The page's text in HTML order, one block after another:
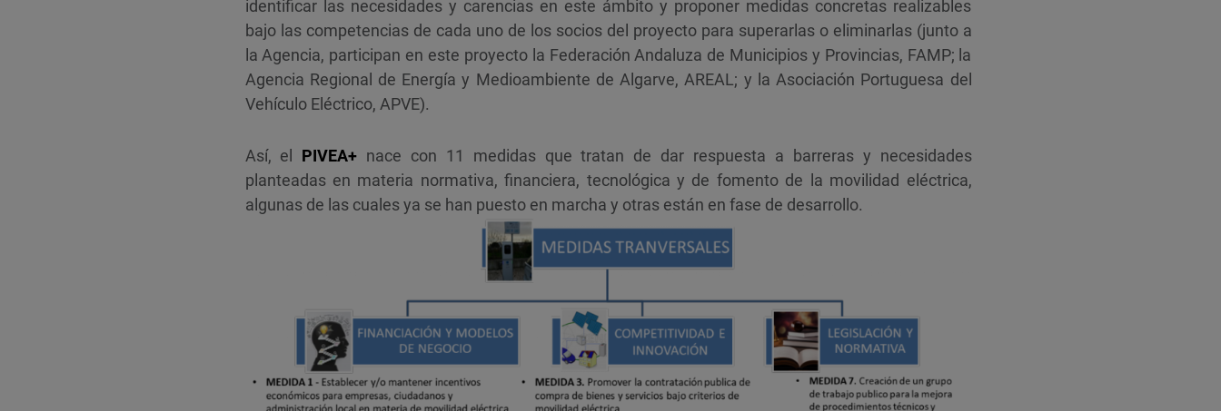
identificar las necesidades y carencias en este ámbito y proponer medidas concretas realizables
bajo las competencias de cada uno de los socios del proyecto para superarlas o eliminarlas (junto a
la Agencia, participan en este proyecto la Federación Andaluza de Municipios y Provincias, FAMP; la
Agencia Regional de Energía y Medioambiente de Algarve, AREAL; y la Asociación Portuguesa del
Vehículo Eléctrico, APVE).
Así, el PIVEA+ nace con 11 medidas que tratan de dar respuesta a barreras y necesidades
planteadas en materia normativa, financiera, tecnológica y de fomento de la movilidad eléctrica,
algunas de las cuales ya se han puesto en marcha y otras están en fase de desarrollo.